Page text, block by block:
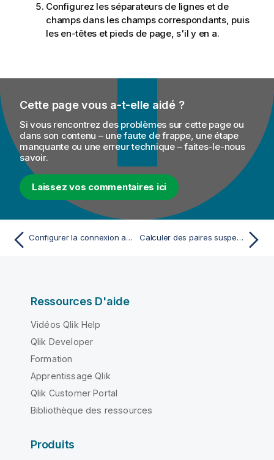
Configurez les séparateurs de lignes et de
champs dans les champs correspondants, puis
les en-têtes et pieds de page, s'il y en a.
Cette page vous a-t-elle aidé ?
Si vous rencontrez des problèmes sur cette page ou
dans son contenu – une faute de frappe, une étape
manquante ou une erreur technique – faites-le-nous
savoir.
Laissez vos commentaires ici
Configurer la connexion au système de fichiers à utiliser dans Spark Calculer des paires suspectes et écrire un échantillon dans une campagne de type Grouping
Ressources D'aide
Vidéos Qlik Help
Qlik Developer
Formation
Apprentissage Qlik
Qlik Customer Portal
Bibliothèque des ressources
Produits